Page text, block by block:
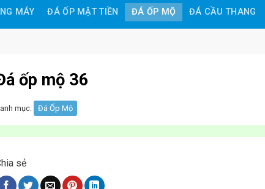
MÁY ĐÁ ỐP MẶT TIỀN ĐÁ ỐP MỘ ĐÁ CẦU THANG
ốp mộ 36
mục: Đá Ốp Mộ
sẻ